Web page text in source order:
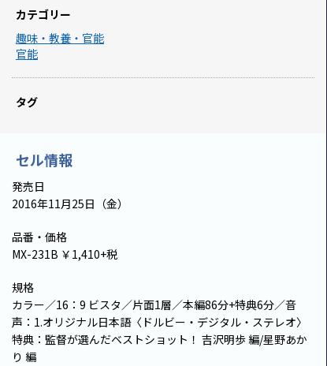
カテゴリー
趣味・教養・官能
官能
タグ
セル情報
発売日
2016年11月25日（金）
品番・価格
MX-231B ￥1,410+税
規格
カラー／16：9 ビスタ／片面1層／本編86分+特典6分／音
声：1.オリジナル日本語〈ドルビー・デジタル・ステレオ〉
特典：監督が選んだベストショット！ 吉沢明歩 編/星野あか
り 編